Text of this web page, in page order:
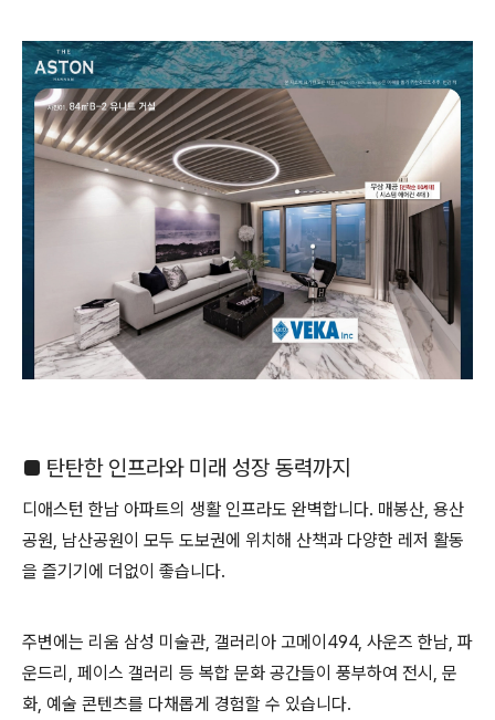
■ 탄탄한 인프라와 미래 성장 동력까지
디애스턴 한남 아파트의 생활 인프라도 완벽합니다. 매봉산, 용산
공원, 남산공원이 모두 도보권에 위치해 산책과 다양한 레저 활동
을 즐기기에 더없이 좋습니다.
주변에는 리움 삼성 미술관, 갤러리아 고메이494, 사운즈 한남, 파
운드리, 페이스 갤러리 등 복합 문화 공간들이 풍부하여 전시, 문
화, 예술 콘텐츠를 다채롭게 경험할 수 있습니다.